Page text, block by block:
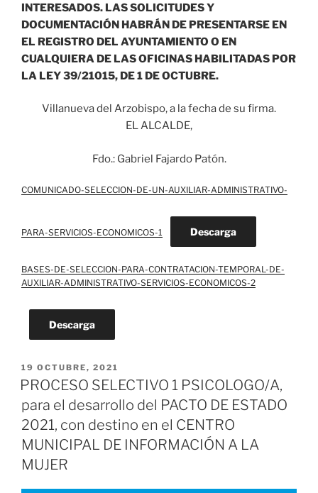
INTERESADOS. LAS SOLICITUDES Y
DOCUMENTACIÓN HABRÁN DE PRESENTARSE EN
EL REGISTRO DEL AYUNTAMIENTO O EN
CUALQUIERA DE LAS OFICINAS HABILITADAS POR
LA LEY 39/21015, DE 1 DE OCTUBRE.
Villanueva del Arzobispo, a la fecha de su firma.
EL ALCALDE,
Fdo.: Gabriel Fajardo Patón.
COMUNICADO-SELECCION-DE-UN-AUXILIAR-ADMINISTRATIVO-
PARA-SERVICIOS-ECONOMICOS-1 Descarga
BASES-DE-SELECCION-PARA-CONTRATACION-TEMPORAL-DE-
AUXILIAR-ADMINISTRATIVO-SERVICIOS-ECONOMICOS-2
Descarga
PUBLICADO
EL
19 OCTUBRE, 2021
PROCESO SELECTIVO 1 PSICOLOGO/A,
para el desarrollo del PACTO DE ESTADO
2021, con destino en el CENTRO
MUNICIPAL DE INFORMACIÓN A LA
MUJER